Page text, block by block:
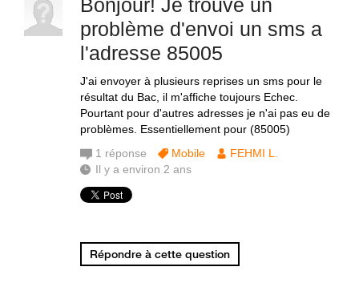
Bonjour! Je trouve un
problème d'envoi un sms a
l'adresse 85005
J'ai envoyer à plusieurs reprises un sms pour le
résultat du Bac, il m'affiche toujours Echec.
Pourtant pour d'autres adresses je n'ai pas eu de
problèmes. Essentiellement pour (85005)
1 réponse Mobile
FEHMI L.
Il y a environ 2 ans
Répondre à cette question